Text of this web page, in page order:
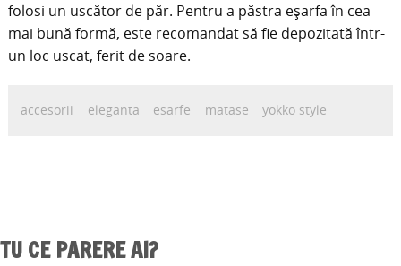
folosi un uscător de păr. Pentru a păstra eșarfa în cea
mai bună formă, este recomandat să fie depozitată într-
un loc uscat, ferit de soare.
accesorii eleganta esarfe matase yokko style
TU CE PARERE AI?